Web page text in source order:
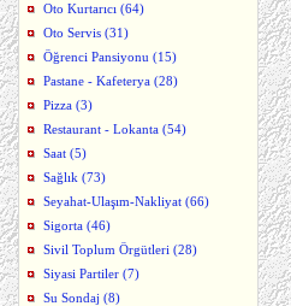
Oto Kurtarıcı (64)
Oto Servis (31)
Öğrenci Pansiyonu (15)
Pastane - Kafeterya (28)
Pizza (3)
Restaurant - Lokanta (54)
Saat (5)
Sağlık (73)
Seyahat-Ulaşım-Nakliyat (66)
Sigorta (46)
Sivil Toplum Örgütleri (28)
Siyasi Partiler (7)
Su Sondaj (8)